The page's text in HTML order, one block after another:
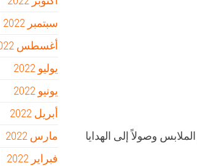
وصولاً إلى الهدايا
سبتمبر 2022
أغسطس 2022
يوليو 2022
يونيو 2022
أبريل 2022
مارس 2022
فبراير 2022